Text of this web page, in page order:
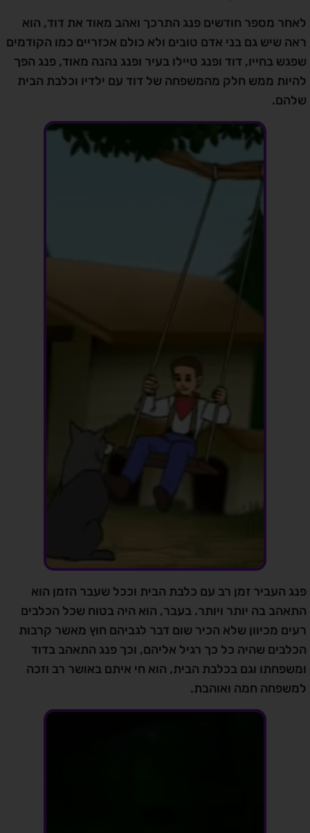
לאחר מספר חודשים פנג התרכך ואהב מאוד את דוד, הוא
ראה שיש גם בני אדם טובים ולא כולם אכזריים כמו הקודמים
שפגש בחייו, דוד ופנג טיילו בעיר ופנג נהנה מאוד, פנג הפך
להיות ממש חלק מהמשפחה של דוד עם ילדיו וכלבת הבית
שלהם.
פנג העביר זמן רב עם כלבת הבית וככל שעבר הזמן הוא
התאהב בה יותר ויותר. בעבר, הוא היה בטוח שכל הכלבים
רעים מכיוון שלא הכיר שום דבר לגביהם חוץ מאשר קרבות
הכלבים שהיה כל כך רגיל אליהם, וכך פנג התאהב בדוד
ומשפחתו וגם בכלבת הבית, הוא חי איתם באושר רב וזכה
למשפחה חמה ואוהבת.